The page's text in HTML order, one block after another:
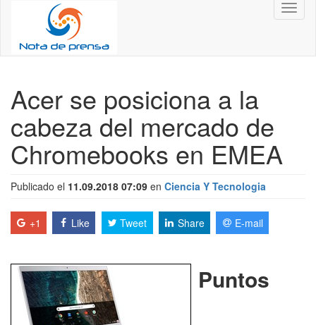
Acer se posiciona a la
cabeza del mercado de
Chromebooks en EMEA
Publicado el 11.09.2018 07:09 en Ciencia Y Tecnologia
+1 Like Tweet Share E-mail
Puntos